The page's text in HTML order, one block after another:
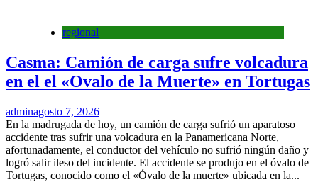
regional
Casma: Camión de carga sufre volcadura
en el el «Ovalo de la Muerte» en Tortugas
adminagosto 7, 2026
En la madrugada de hoy, un camión de carga sufrió un aparatoso
accidente tras sufrir una volcadura en la Panamericana Norte,
afortunadamente, el conductor del vehículo no sufrió ningún daño y
logró salir ileso del incidente. El accidente se produjo en el óvalo de
Tortugas, conocido como el «Óvalo de la muerte» ubicada en la...